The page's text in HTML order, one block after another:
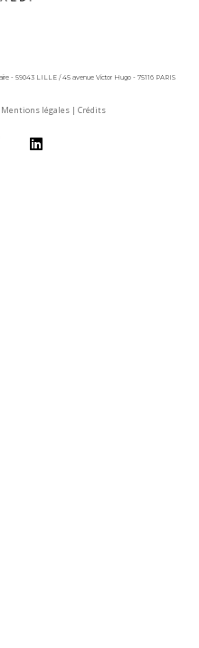
- 59043 LILLE / 45 avenue Victor Hugo - 75116 PARIS
Mentions légales | Crédits